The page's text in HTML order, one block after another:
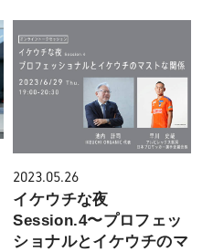
2023.05.26
イケウチな夜
Session.4〜プロフェッ
ショナルとイケウチのマ